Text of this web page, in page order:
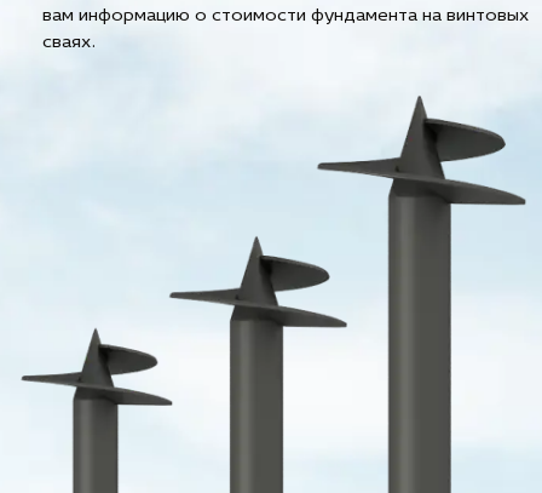
вам информацию о стоимости фундамента на винтовых
сваях.